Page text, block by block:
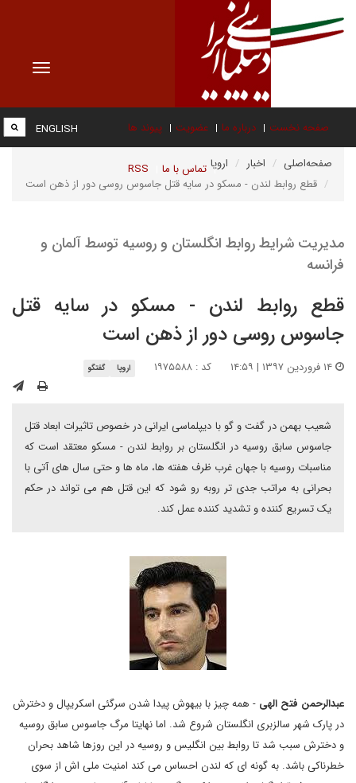
Toggle
صفحه نخست درباره ما عضویت پیوند ها
تماس با ما RSS
ENGLISH
صفحه‌اصلی اخبار
اروپا
قطع روابط لندن - مسکو در سایه قتل جاسوس روسی دور از ذهن است
مدیریت شرایط روابط انگلستان و روسیه توسط آلمان و
فرانسه
قطع روابط لندن - مسکو در سایه قتل
جاسوس روسی دور از ذهن است
کد : ۱۹۷۵۵۸۸ اروپا گفتگو
شعیب بهمن در گفت و گو با دیپلماسی ایرانی در خصوص تاثیرات ابعاد قتل
جاسوس سابق روسیه در انگلستان بر روابط لندن - مسکو معتقد است که
مناسبات روسیه با جهان غرب ظرف هفته ها، ماه ها و حتی سال های آتی با
بحرانی به مراتب جدی تر روبه رو شود که این قتل هم می تواند در حکم
یک تسریع کننده و تشدید کننده عمل کند.
عبدالرحمن فتح الهی - همه چیز با بیهوش پیدا شدن سرگئی اسکریپال و دخترش
در پارک شهر سالزبری انگلستان شروع شد. اما نهایتا مرگ جاسوس سابق روسیه
و دخترش سبب شد تا روابط بین انگلیس و روسیه در این روزها شاهد بحران
خطرناکی باشد. به گونه ای که لندن احساس می کند امنیت ملی اش از سوی